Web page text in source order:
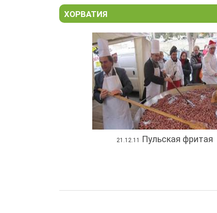
ХОРВАТИЯ
21.12.11 Пульская фритая